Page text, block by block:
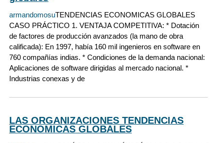
armandomosuTENDENCIAS ECONOMICAS GLOBALES
CASO PRÁCTICO 1. VENTAJA COMPETITIVA: * Dotación
de factores de producción avanzados (la mano de obra
calificada): En 1997, había 160 mil ingenieros en software en
760 compañías indias. * Condiciones de la demanda nacional:
Aplicaciones de software dirigidas al mercado nacional. *
Industrias conexas y de
LAS ORGANIZACIONES TENDENCIAS
ECONOMICAS GLOBALES